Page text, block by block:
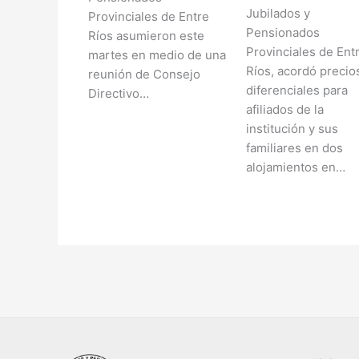
Provinciales de Entre
Ríos asumieron este
martes en medio de una
reunión de Consejo
Directivo…
Jubilados y
Pensionados
Provinciales de
Ríos, acordó
diferenciales para
afiliados de la
institución y sus
familiares en dos
alojamientos en…